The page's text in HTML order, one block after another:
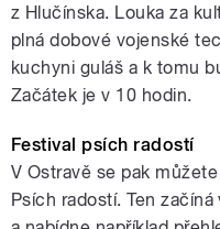
z Hlučínska. Louka za
plná dobové vojenské
kuchyni guláš a k tomu
Začátek je v 10 hodin.
Festival psích radostí
V Ostravě se pak
Psích radostí. Ten